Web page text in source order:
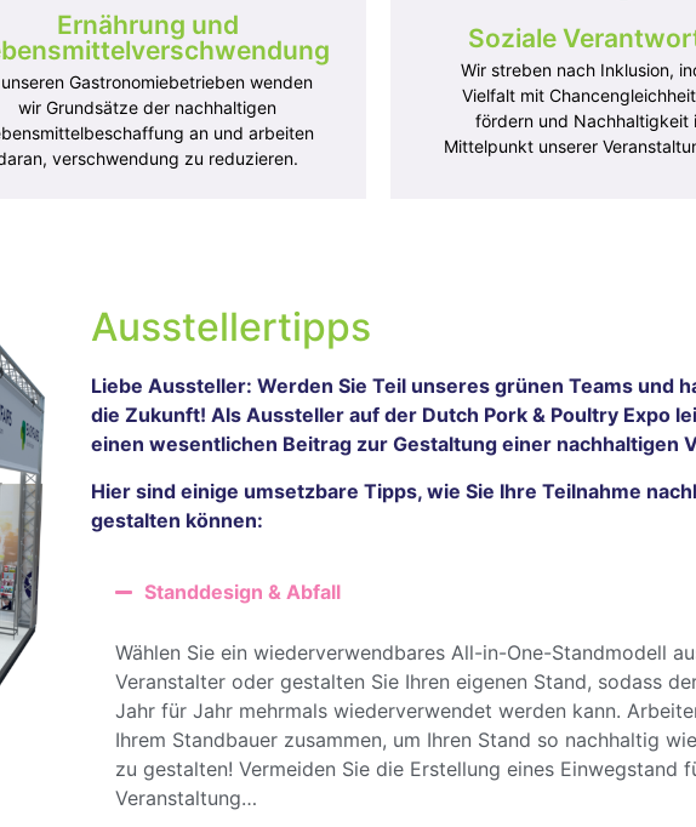
Fahrräder.
empfehlen die Bildung von
Ernährung und
Gastronomiebetrieben wenden
wir Grundsätze der nachhaltigen
an und arbeiten
verschwendung zu reduzieren.
und
bitten unsere Lieferanten, an den
Standorten eine Portionskontrolle
um Abfall zu reduzieren.
und vegane Optionen sind an
Catering-Standorten verfügbar
nachhaltigen Transportkriterien
Soziale
Wir streben nach Inklusion,
Vielfalt mit
fördern und Nachhaltigkeit
Mittelpunkt unserer
Unser Wissensprogramm
rund um die Nachhaltigkeit
Wir bieten Start-ups eine
bahnbrechenden Innovationen
Ausstellertipps
Liebe Aussteller: Werden Sie Teil unseres grünen Teams und
die Zukunft! Als Aussteller auf der Dutch Pork & Poultry Expo
einen wesentlichen Beitrag zur Gestaltung einer nachhaltigen
Hier sind einige umsetzbare Tipps, wie Sie Ihre Teilnahme
gestalten können:
Standdesign & Abfall
Wählen Sie ein wiederverwendbares All-in-One-Standmodell
Veranstalter oder gestalten Sie Ihren eigenen Stand, sodass
Jahr für Jahr mehrmals wiederverwendet werden kann.
Ihrem Standbauer zusammen, um Ihren Stand so nachhaltig
zu gestalten! Vermeiden Sie die Erstellung eines Einwegstand
Veranstaltung…